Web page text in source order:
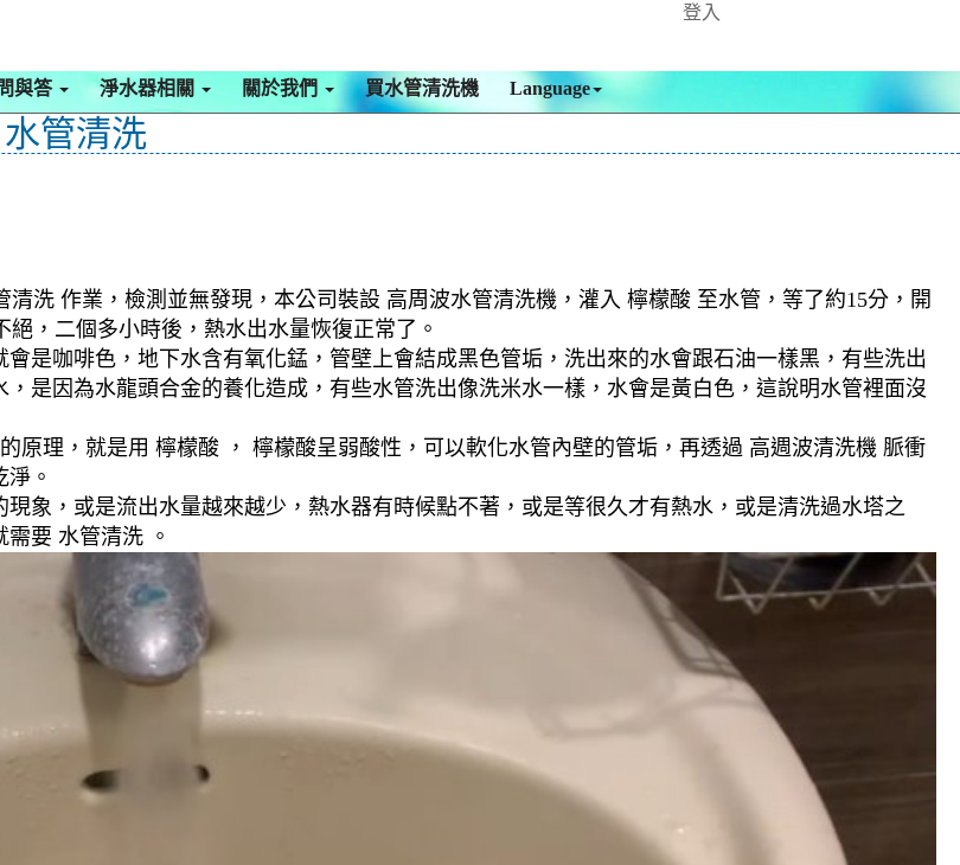
登入
問與答 淨水器相關 關於我們 買水管清洗機 Language
管清洗
洗 作業，檢測並無發現，本公司裝設 高周波水管清洗機，灌入 檸檬酸 至水管，等了約15分，開
，二個多小時後，熱水出水量恢復正常了。
是咖啡色，地下水含有氧化錳，管壁上會結成黑色管垢，洗出來的水會跟石油一樣黑，有些洗出
是因為水龍頭合金的養化造成，有些水管洗出像洗米水一樣，水會是黃白色，這說明水管裡面沒
原理，就是用 檸檬酸 ， 檸檬酸呈弱酸性，可以軟化水管內壁的管垢，再透過 高週波清洗機 脈衝
。
象，或是流出水量越來越少，熱水器有時候點不著，或是等很久才有熱水，或是清洗過水塔之
要 水管清洗 。